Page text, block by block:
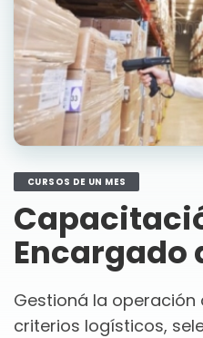
CURSOS DE UN MES
Encargado
Gestioná la
criterios logísticos,